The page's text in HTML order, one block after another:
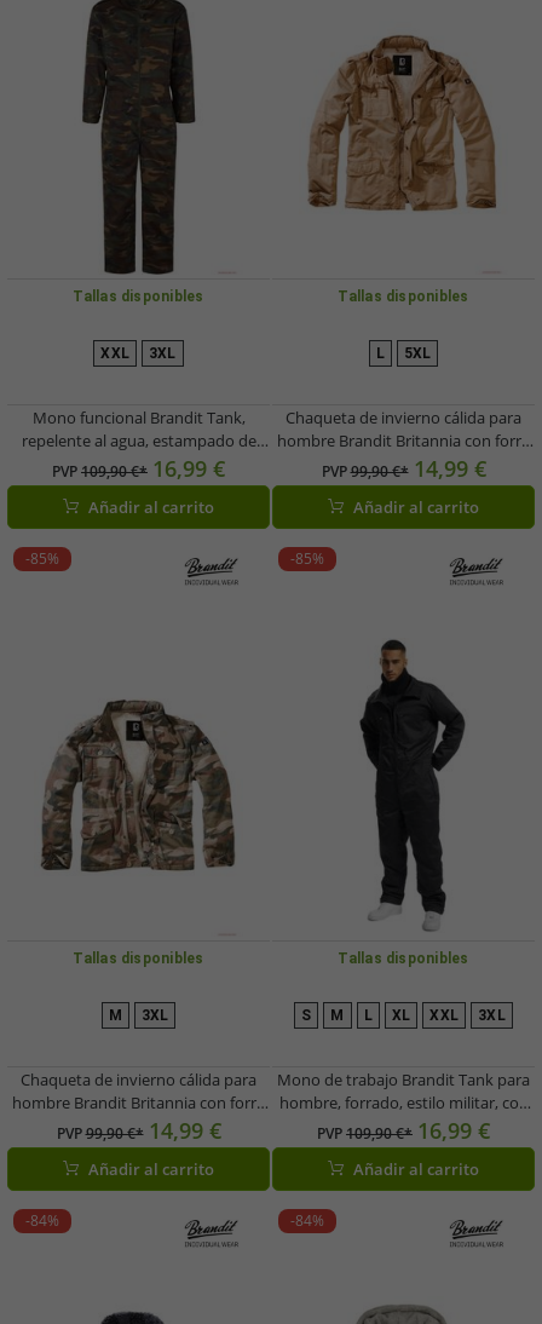
Tallas disponibles
XXL 3XL
Mono funcional Brandit Tank,
repelente al agua, estampado de
camuflaje.
PVP109,90 €* 16,99 €
Añadir al carrito
Tallas disponibles
L 5XL
Chaqueta de invierno cálida para
hombre Brandit Britannia con forro
de borreguito, color camel.
PVP99,90 €* 14,99 €
Añadir al carrito
-85%
Tallas disponibles
M 3XL
Chaqueta de invierno cálida para
hombre Brandit Britannia con forro
de peluche, color Light Woodland.
PVP99,90 €* 14,99 €
Añadir al carrito
-85%
Tallas disponibles
S M L XL XXL 3XL
Mono de trabajo Brandit Tank para
hombre, forrado, estilo militar, con
bolsillos con cremallera, color negro
PVP109,90 €* 16,99 €
Añadir al carrito
-84% -84%